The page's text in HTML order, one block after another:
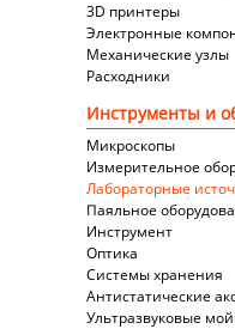
3D принтеры
Электронные
Механические узлы
Расходники
Инструменты и
Микроскопы
Измерительное
Лабораторные
Паяльное
Инструмент
Оптика
Системы хранения
Антистатические
Ультразвуковые